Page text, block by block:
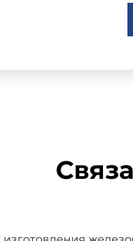
грузоподъемностью